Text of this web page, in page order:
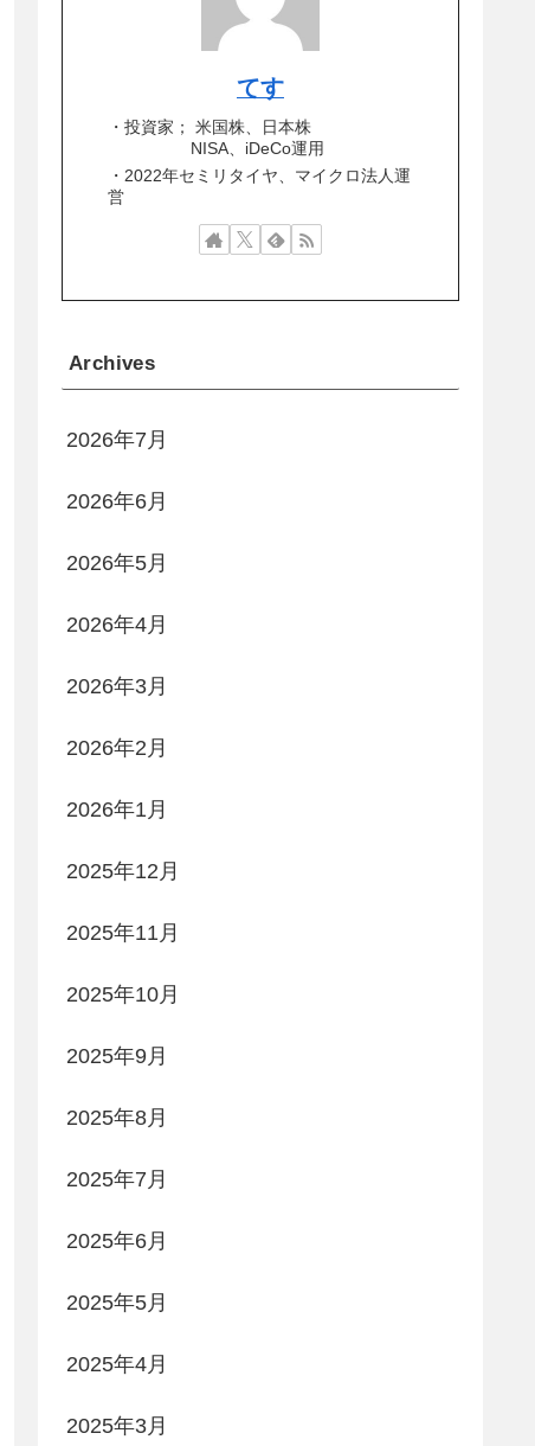
てす
・投資家； 米国株、日本株
NISA、iDeCo運用
・2022年セミリタイヤ、マイクロ法人運
営
Archives
2026年7月
2026年6月
2026年5月
2026年4月
2026年3月
2026年2月
2026年1月
2025年12月
2025年11月
2025年10月
2025年9月
2025年8月
2025年7月
2025年6月
2025年5月
2025年4月
2025年3月